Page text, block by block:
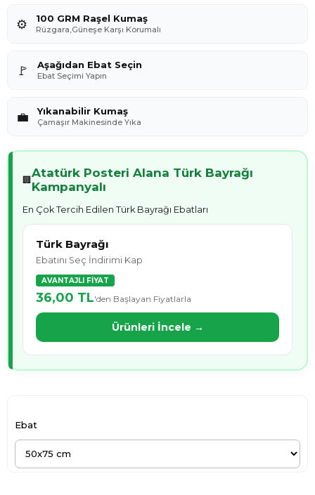
⚙️ 100 GRM Raşel Kumaş
Rüzgara,Güneşe Karşı Korumalı
🚩 Aşağıdan Ebat Seçin
Ebat Seçimi Yapın
💼 Yıkanabilir Kumaş
Çamaşır Makinesinde Yıka
🏢Atatürk Posteri Alana Türk Bayrağı
Kampanyalı
En Çok Tercih Edilen Türk Bayrağı Ebatları
Türk Bayrağı
Ebatını Seç İndirimi Kap
AVANTAJLI FİYAT
36,00 TL'den Başlayan Fiyatlarla
Ürünleri İncele →
Ebat